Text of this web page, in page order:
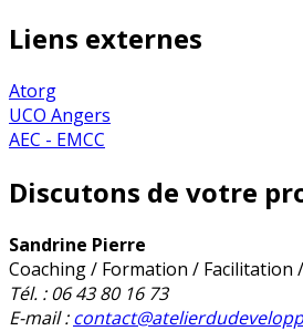
Liens externes
Atorg
UCO Angers
AEC - EMCC
Discutons de votre
Sandrine Pierre
Coaching / Formation / Facilitation
Tél. : 06 43 80 16 73
E-mail :